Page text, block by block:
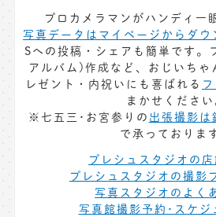
プロカメラマンがハンディ一
写真データはマイページからダウ
Sへの投稿・シェアも簡単です。
アルバム)作成など、おじいちゃ
レゼント・内祝いにも喜ばれる
まかせください
※七五三･お宮参りの 出張撮影は
で承っておりま
プレシュスタジオの
プレシュスタジオの撮影
写真スタジオのよく
写真館撮影予約･スケジ